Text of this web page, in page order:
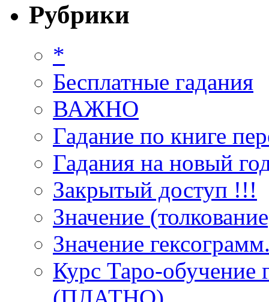
Рубрики
*
Бесплатные гадания
ВАЖНО
Гадание по книге
Гадания на новый
Закрытый доступ !!!
Значение
Значение
Курс Таро-обучение